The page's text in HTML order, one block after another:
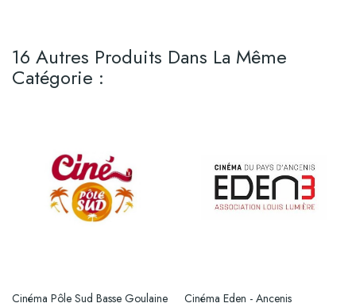
16 Autres Produits Dans La Même
Catégorie :
Cinéma Pôle Sud Basse Goulaine Cinéma Eden - Ancenis